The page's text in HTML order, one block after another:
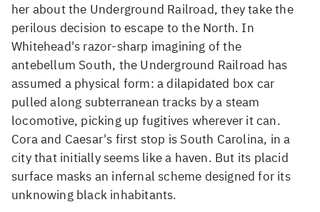
her about the Underground Railroad, they take the
perilous decision to escape to the North. In
Whitehead's razor-sharp imagining of the
antebellum South, the Underground Railroad has
assumed a physical form: a dilapidated box car
pulled along subterranean tracks by a steam
locomotive, picking up fugitives wherever it can.
Cora and Caesar's first stop is South Carolina, in a
city that initially seems like a haven. But its placid
surface masks an infernal scheme designed for its
unknowing black inhabitants.